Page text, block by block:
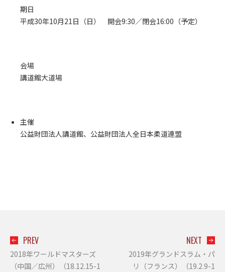
期日
平成30年10月21日（日） 開会9:30／閉会16:00（予定）
会場
講道館大道場
主催
公益財団法人講道館、公益財団法人全日本柔道連盟
PREV
2018年ワールドマスターズ
（中国／広州）（18.12.15-1
NEXT
2019年グランドスラム・パ
リ（フランス）（19.2.9-1